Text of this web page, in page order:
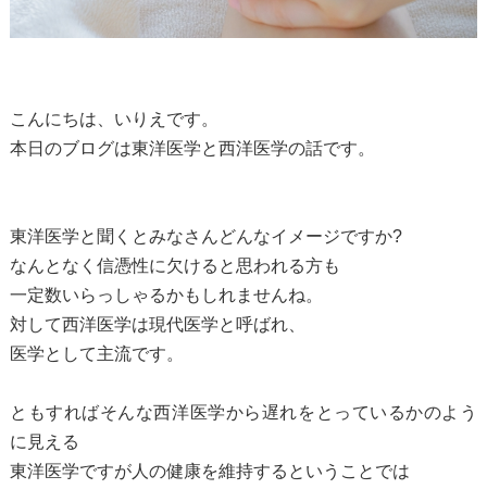
こんにちは、いりえです。
本日のブログは東洋医学と西洋医学の話です。
東洋医学と聞くとみなさんどんなイメージですか?
なんとなく信憑性に欠けると思われる方も
一定数いらっしゃるかもしれませんね。
対して西洋医学は現代医学と呼ばれ、
医学として主流です。
ともすればそんな西洋医学から遅れをとっているかのよう
に見える
東洋医学ですが人の健康を維持するということでは